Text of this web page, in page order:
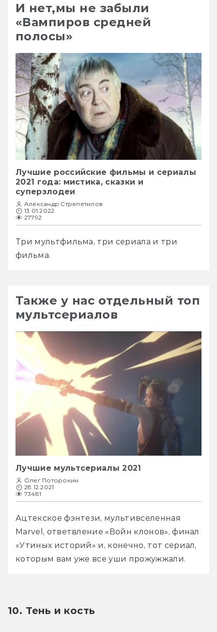
И нет,мы не забыли
«Вампиров средней
полосы»
Лучшие российские фильмы и сериалы
2021 года: мистика, сказки и
суперзлодеи
Александр Стрепетилов
13.01.2022
27792
Три мультфильма, три сериала и три
фильма.
Также у нас отдельный топ
мультсериалов
Лучшие мультсериалы 2021
Олег Поторокин
28.12.2021
73481
Ацтекское фэнтези, мультивселенная
Marvel, ответвление «Войн клонов», финал
«Утиных историй» и, конечно, тот сериал,
которым вам уже все уши прожужжали.
10. Тень и кость